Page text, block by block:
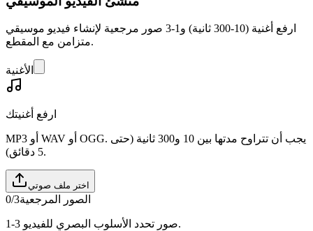
ارفع أغنية (10-300 ثانية) و1-3 صور مرجعية لإنشاء فيديو موسيقي
متزامن مع المقطع.
الأغنية
ارفع أغنيتك
MP3 أو WAV أو OGG. يجب أن تتراوح مدتها بين 10 و300 ثانية (حتى
5 دقائق).
اختر ملف صوتي
الصور المرجعية0/3
1-3 صور تحدد الأسلوب البصري للفيديو.